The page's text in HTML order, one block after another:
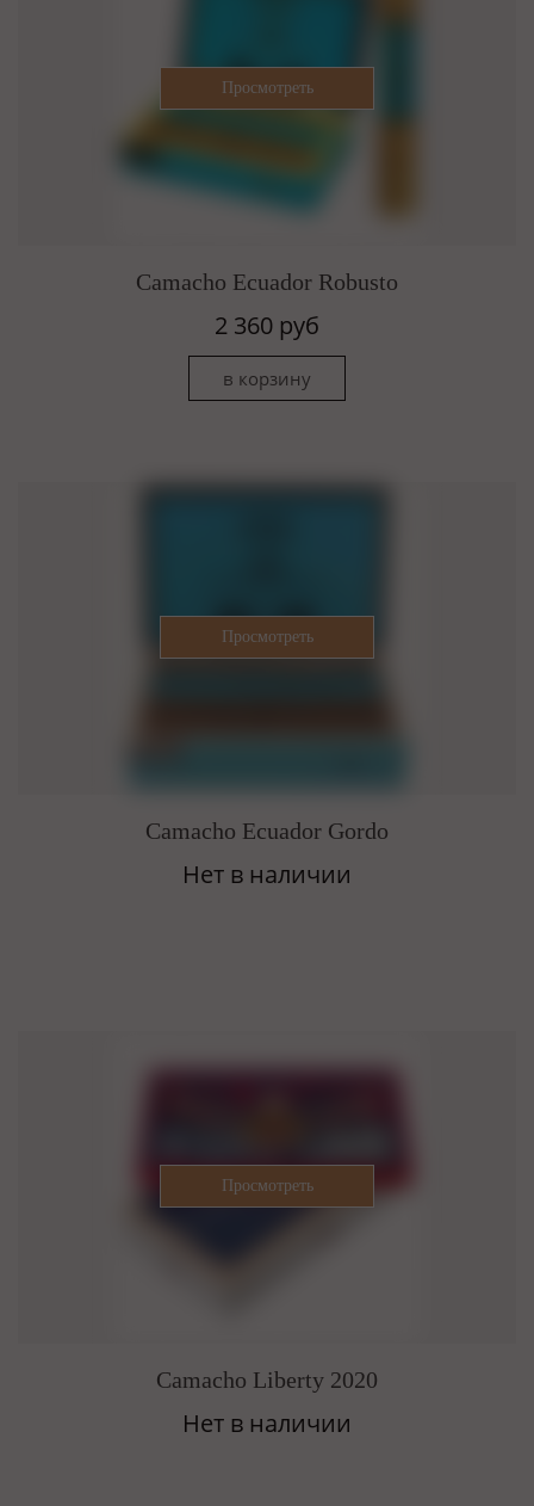
Camacho Ecuador Robusto
2 360 руб
в корзину
Camacho Ecuador Gordo
Нет в наличии
Camacho Liberty 2020
Нет в наличии